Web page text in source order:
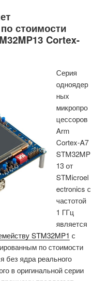
стоимости
Cortex-
Серия
одноядер
ных
микропро
цессоров
Arm
Cortex-A7
STM32MP
13 от
STMicroel
ectronics с
частотой
1 ГГц
является
STM32MP1 с
по стоимости
без ядра реального
в оригинальной серии